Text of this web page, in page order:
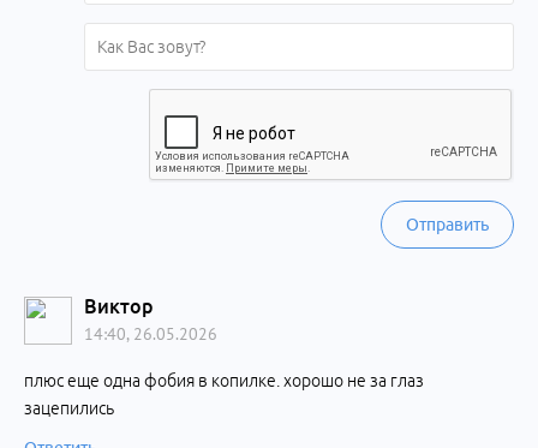
Отправить
Виктор
14:40, 26.05.2026
плюс еще одна фобия в копилке. хорошо не за глаз
зацепились